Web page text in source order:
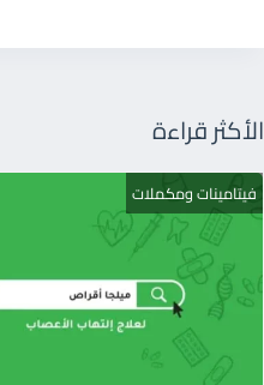
الأكثر قراءة
فيتامينات ومكملات